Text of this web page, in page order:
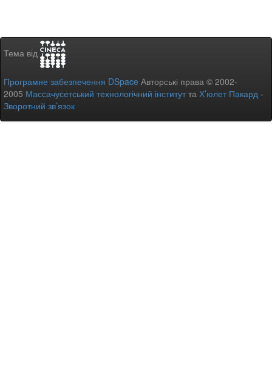
Тема від
Програмне забезпечення DSpace Авторські права © 2002-
2005 Массачусетський технологічний інститутта Х’юлет Пакард -
Зворотний зв’язок